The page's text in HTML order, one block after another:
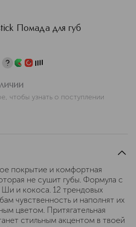
Помада для губ
чтобы узнать о поступлении
покрытие и комфортная
не сушит губы. Формула с
и кокоса. 12 трендовых
чувственность и наполнят их
цветом. Притягательная
стильным акцентом в твоей